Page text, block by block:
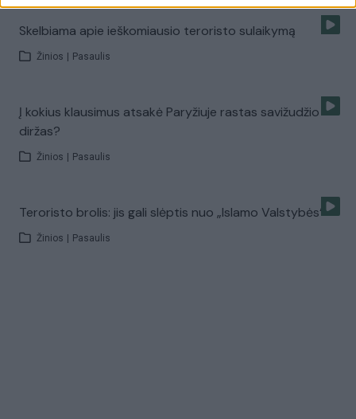
Skelbiama apie ieškomiausio teroristo sulaikymą
Žinios Pasaulis
Į kokius klausimus atsakė Paryžiuje rastas savižudžio
diržas?
Žinios Pasaulis
Teroristo brolis: jis gali slėptis nuo „Islamo Valstybės“
Žinios Pasaulis